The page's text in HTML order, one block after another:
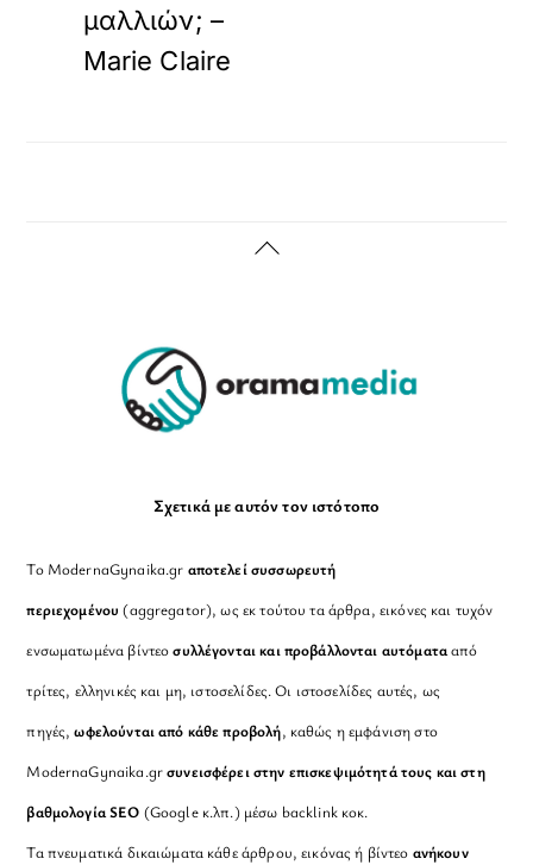
μαλλιών; –
Marie Claire
Back
Σχετικά με αυτόν τον ιστότοπο
Το ModernaGynaika.gr αποτελεί συσσωρευτή
περιεχομένου (aggregator), ως εκ τούτου τα άρθρα, εικόνες και τυχόν
ενσωματωμένα βίντεοσυλλέγονται και προβάλλονται αυτόματααπό
τρίτες, ελληνικές και μη, ιστοσελίδες. Οι ιστοσελίδες αυτές, ως
πηγές,ωφελούνται από κάθε προβολή, καθώς η εμφάνιση στο
ModernaGynaika.grσυνεισφέρει στην επισκεψιμότητά τους και στη
βαθμολογία SEO (Google κ.λπ.) μέσω backlink κοκ.
Τα πνευματικά δικαιώματα κάθε άρθρου, εικόνας ή βίντεο ανήκουν